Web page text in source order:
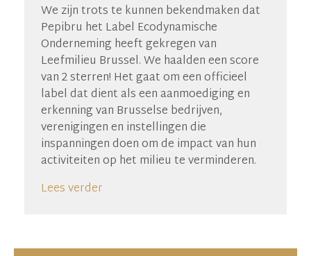
We zijn trots te kunnen bekendmaken dat
Pepibru het Label Ecodynamische
Onderneming heeft gekregen van
Leefmilieu Brussel. We haalden een score
van 2 sterren! Het gaat om een officieel
label dat dient als een aanmoediging en
erkenning van Brusselse bedrijven,
verenigingen en instellingen die
inspanningen doen om de impact van hun
activiteiten op het milieu te verminderen.
Lees verder